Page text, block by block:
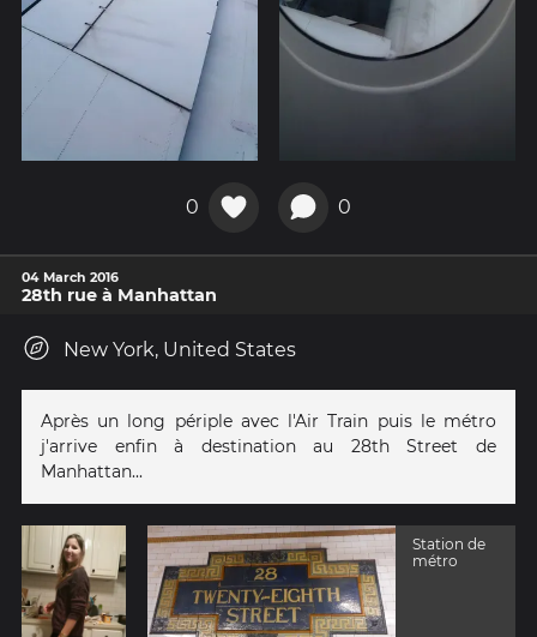
0 0
04 March 2016
28th rue à Manhattan
New York, United States
Après un long périple avec l'Air Train puis le métro
j'arrive enfin à destination au 28th Street de
Manhattan...
Station de
métro